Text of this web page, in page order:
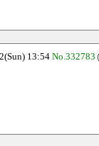
13:54 No.332783